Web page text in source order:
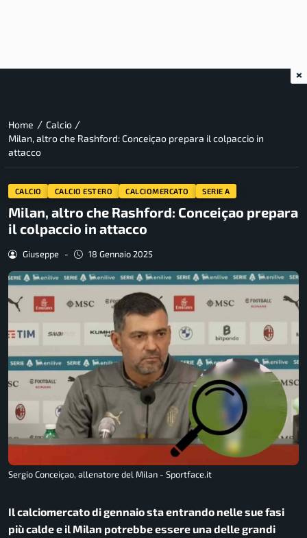
Home / Calcio /
Milan, altro che Rashford: Conceiçao prepara il colpaccio in
attacco
CALCIO CALCIO ESTERO CALCIOMERCATO SERIE A
Milan, altro che Rashford: Conceiçao prepara
il colpaccio in attacco
Giuseppe - 18 Gennaio 2025
Sergio Conceiçao, allenatore del Milan - Sportface.it
Il calciomercato di gennaio sta entrando nelle sue fasi
più calde e il Milan potrebbe essere una delle grandi
×